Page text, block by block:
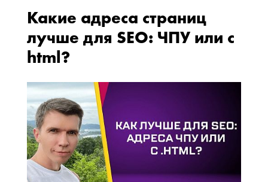
Какие адреса страниц
лучше для SEO: ЧПУ или с
html?